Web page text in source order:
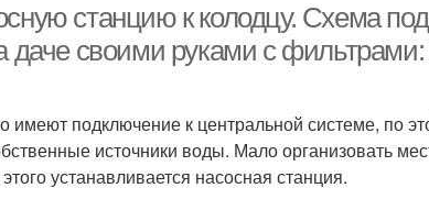
станцию к колодцу. Схема
даче своими руками с
имеют подключение к центральной системе, по
источники воды. Мало организовать
устанавливается насосная станция.